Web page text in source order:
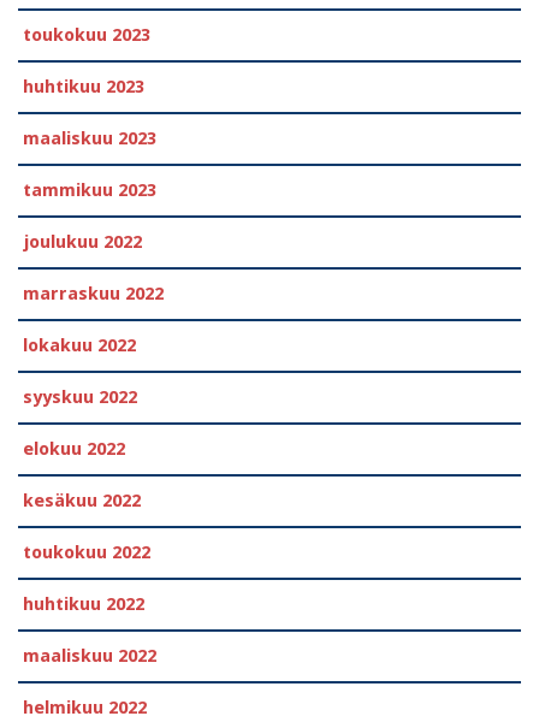
toukokuu 2023
huhtikuu 2023
maaliskuu 2023
tammikuu 2023
joulukuu 2022
marraskuu 2022
lokakuu 2022
syyskuu 2022
elokuu 2022
kesäkuu 2022
toukokuu 2022
huhtikuu 2022
maaliskuu 2022
helmikuu 2022